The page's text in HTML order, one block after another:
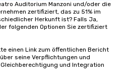
Auditorium Manzoni und/oder die
zertifiziert, das zu 51% im
Herkunft ist? Falls Ja,
folgenden Optionen Sie zertifiziert
einen Link zum öffentlichen Bericht
seine Verpflichtungen und
und Integration